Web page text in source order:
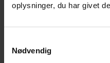
oplysninger, du har givet
Nødvendig
Facebook-f
Instagram
Handelsbetingelser